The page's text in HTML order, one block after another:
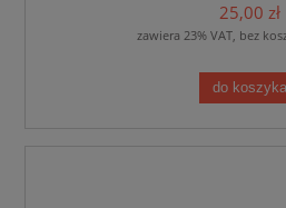
25,00 zł
zawiera 23% VAT, bez
do koszyka